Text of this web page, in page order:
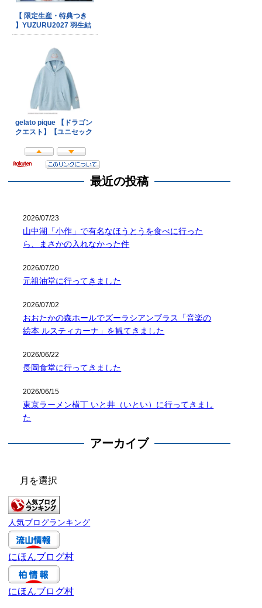
最近の投稿
山中湖「小作」で有名なほうとうを食べに行った
ら、まさかの入れなかった件
2026/07/23
元祖油堂に行ってきました
2026/07/20
おおたかの森ホールでズーラシアンブラス「音楽の
絵本 ルスティカーナ」を観てきました
2026/07/02
長岡食堂に行ってきました
2026/06/22
東京ラーメン横丁 いと井（いとい）に行ってきまし
た
2026/06/15
アーカイブ
カ
イ
ブ
人気ブログランキング
にほんブログ村
にほんブログ村